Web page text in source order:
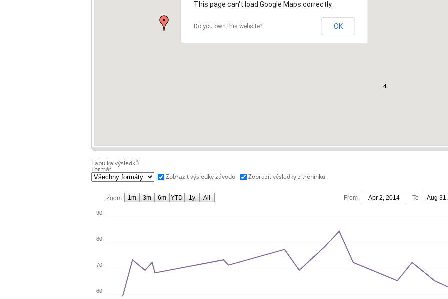
4
This page can't load Google Maps correctly.
Do you own this website? OK
Tabulka výsledků
Formát
Zobrazit výsledky závodu
Zobrazit výsledky z tréninku
Zoom From Apr 2, 2014 To Aug
60
70
80
90
1m 3m 6m YTD 1y All